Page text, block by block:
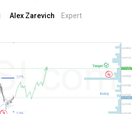
Alex Zarevich Expert